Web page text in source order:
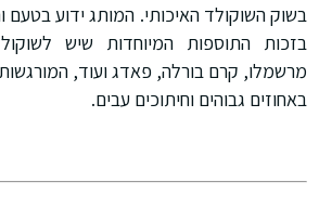
בשוק השוקולד האיכותי. המותג ידוע בטעם
בזכות התוספות המיוחדות שיש
מרשמלו, קרם בורלה, פאדג ועוד,
באחוזים גבוהים וחיתוכים עבים.